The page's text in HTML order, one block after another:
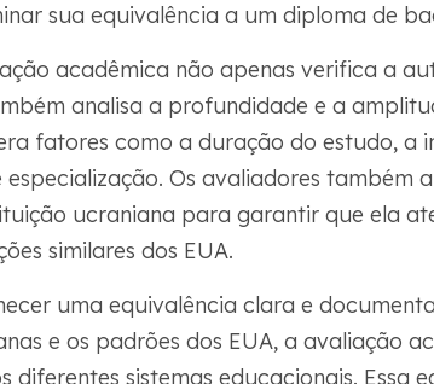
sua equivalência a um diploma de
acadêmica não apenas verifica a
analisa a profundidade e a
fatores como a duração do estudo, a
Os avaliadores também
ucraniana para garantir que ela
similares dos EUA.
uma equivalência clara e
e os padrões dos EUA, a avaliação
diferentes sistemas educacionais. Essa